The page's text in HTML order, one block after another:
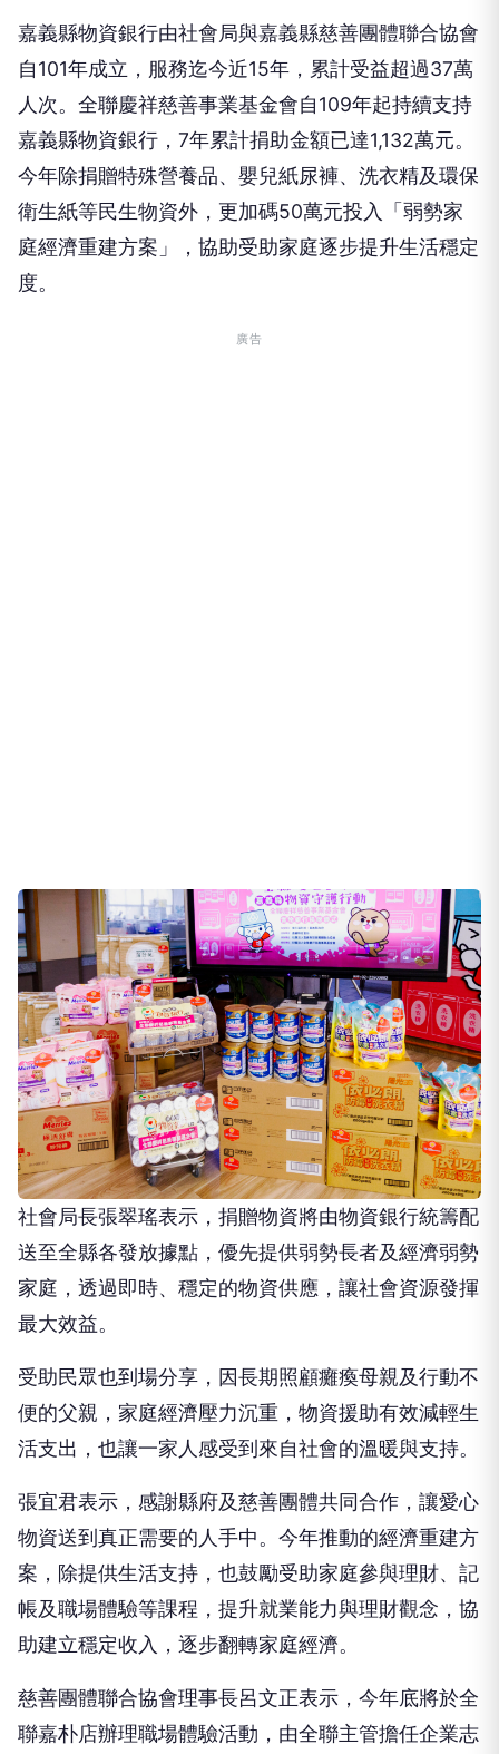
自101年成立，服務迄今近15年，累計受益超過37萬
人次。全聯慶祥慈善事業基金會自109年起持續支持
嘉義縣物資銀行，7年累計捐助金額已達1,132萬元。
今年除捐贈特殊營養品、嬰兒紙尿褲、洗衣精及環保
衛生紙等民生物資外，更加碼50萬元投入「弱勢家
庭經濟重建方案」，協助受助家庭逐步提升生活穩定
度。
社會局長張翠瑤表示，捐贈物資將由物資銀行統籌配
送至全縣各發放據點，優先提供弱勢長者及經濟弱勢
家庭，透過即時、穩定的物資供應，讓社會資源發揮
最大效益。
受助民眾也到場分享，因長期照顧癱瘓母親及行動不
便的父親，家庭經濟壓力沉重，物資援助有效減輕生
活支出，也讓一家人感受到來自社會的溫暖與支持。
張宜君表示，感謝縣府及慈善團體共同合作，讓愛心
物資送到真正需要的人手中。今年推動的經濟重建方
案，除提供生活支持，也鼓勵受助家庭參與理財、記
帳及職場體驗等課程，提升就業能力與理財觀念，協
助建立穩定收入，逐步翻轉家庭經濟。
慈善團體聯合協會理事長呂文正表示，今年底將於全
聯嘉朴店辦理職場體驗活動，由全聯主管擔任企業志
工，帶領弱勢民眾了解職場環境，提升就業信心，歡